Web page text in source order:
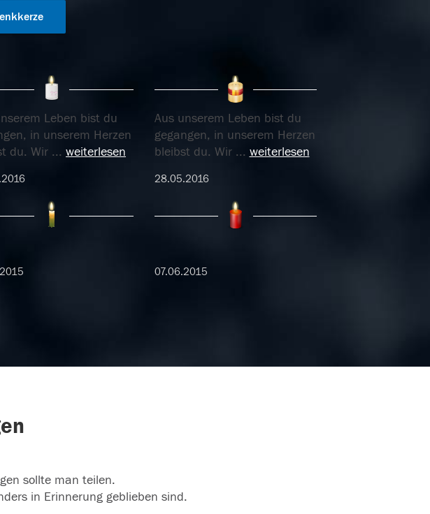
Leben bist du
in unserem Herzen
du. Wir ... weiterlesen
Aus unserem Leben bist du
gegangen, in unserem Herzen
bleibst du. Wir ... weiterlesen
28.05.2016
07.06.2015
sollte man teilen.
in Erinnerung geblieben sind.